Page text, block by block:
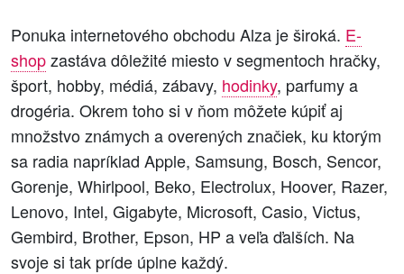
Ponuka internetového obchodu Alza je široká. E-
shopzastáva dôležité miesto v segmentoch hračky,
šport, hobby, médiá, zábavy, hodinky, parfumy a
drogéria. Okrem toho si v ňom môžete kúpiť aj
množstvo známych a overených značiek, ku ktorým
sa radia napríklad Apple, Samsung, Bosch, Sencor,
Gorenje, Whirlpool, Beko, Electrolux, Hoover, Razer,
Lenovo, Intel, Gigabyte, Microsoft, Casio, Victus,
Gembird, Brother, Epson, HP a veľa ďalších. Na
svoje si tak príde úplne každý.